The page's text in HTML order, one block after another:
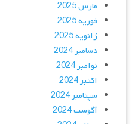
مارس 2025
فوریه 2025
ژانویه 2025
دسامبر 2024
نوامبر 2024
اکتبر 2024
سپتامبر 2024
آگوست 2024